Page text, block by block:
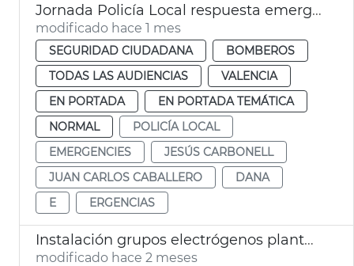
Jornada Policía Local respuesta emergencias València
modificado hace 1 mes
SEGURIDAD CIUDADANA
BOMBEROS
TODAS LAS AUDIENCIAS
VALENCIA
EN PORTADA
EN PORTADA TEMÁTICA
NORMAL
POLICÍA LOCAL
EMERGENCIES
JESÚS CARBONELL
JUAN CARLOS CABALLERO
DANA
E
ERGENCIAS
Instalación grupos electrógenos plantas potabilizadoras Presa Realó València
modificado hace 2 meses